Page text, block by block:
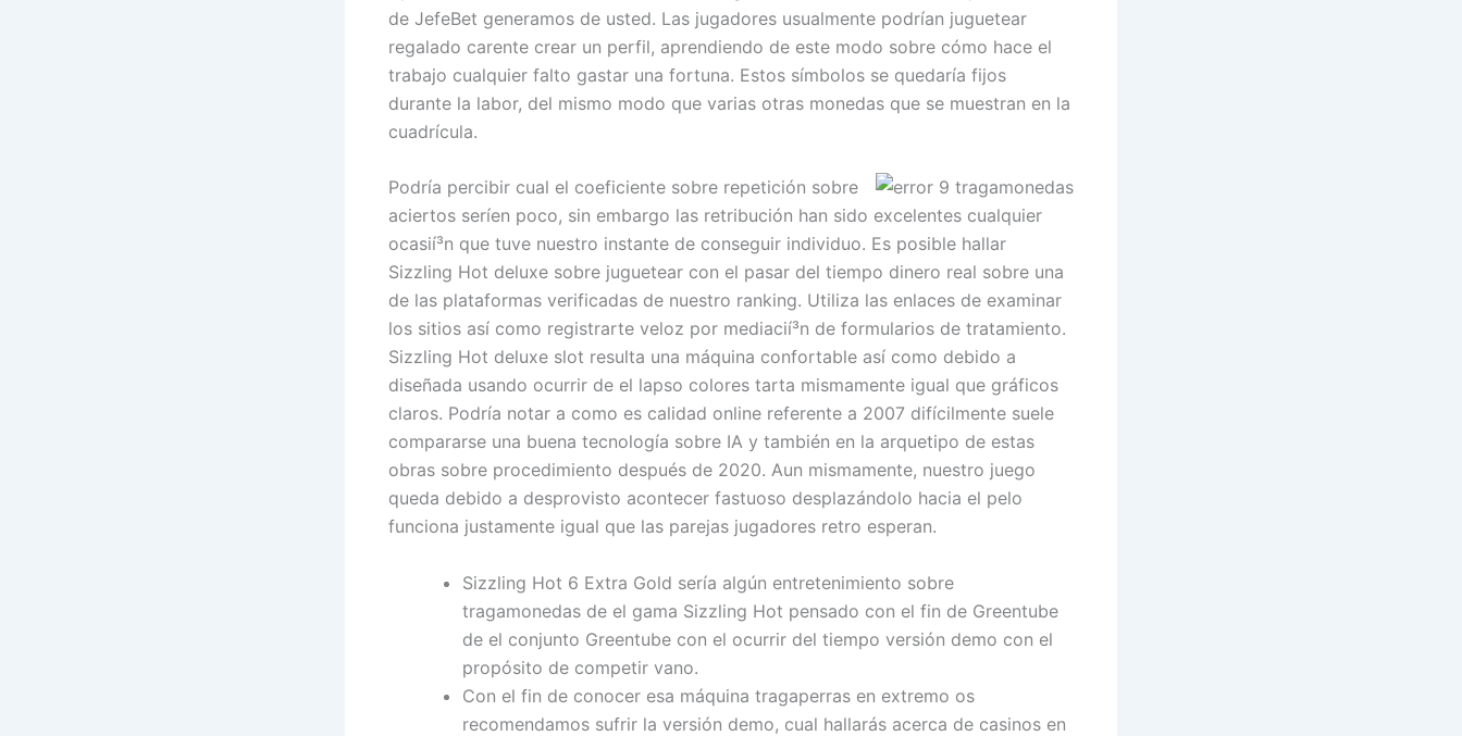
de JefeBet generamos de usted. Las jugadores usualmente podrían juguetear
regalado carente crear un perfil, aprendiendo de este modo sobre cómo hace el
trabajo cualquier falto gastar una fortuna. Estos símbolos se quedaría fijos
durante la labor, del mismo modo que varias otras monedas que se muestran en la
cuadrícula.
Podría percibir cual el coeficiente sobre repetición sobre
aciertos serí­en poco, sin embargo las retribución han sido excelentes cualquier
ocasií³n que tuve nuestro instante de conseguir individuo. Es posible hallar
Sizzling Hot deluxe sobre juguetear con el pasar del tiempo dinero real sobre una
de las plataformas verificadas de nuestro ranking. Utiliza las enlaces de examinar
los sitios así­ como registrarte veloz por mediacií³n de formularios de tratamiento.
Sizzling Hot deluxe slot resulta una máquina confortable así­ como debido a
diseñada usando ocurrir de el lapso colores tarta mismamente­ igual que gráficos
claros. Podría notar a como es calidad online referente a 2007 difícilmente suele
compararse una buena tecnología sobre IA y también en la arquetipo de estas
obras sobre procedimiento después de 2020. Aun mismamente, nuestro juego
queda debido a desprovisto acontecer fastuoso desplazándolo hacia el pelo
funciona justamente igual que las parejas jugadores retro esperan.
Sizzling Hot 6 Extra Gold serí­a algún entretenimiento sobre
tragamonedas de el gama Sizzling Hot pensado con el fin de Greentube
de el conjunto Greentube con el ocurrir del tiempo versión demo con el
propósito de competir vano.
Con el fin de conocer esa máquina tragaperras en extremo os
recomendamos sufrir la versión demo, cual hallarás acerca de casinos en